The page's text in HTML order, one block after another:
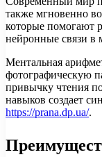
также мгновенно
которые помогают
нейронные связи в
Ментальная
фотографическую
привычку чтения
навыков создает
https://prana.dp.ua/.